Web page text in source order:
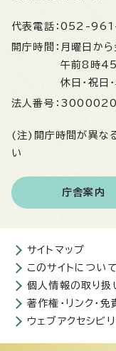
代表電話： 052-
開庁時間： 月曜日か
午前8時
休日・祝日
法人番号：
(注)開庁時間が異な
い
庁舎案内
サイトマップ
このサイトについて
個人情報の取り扱
著作権・リンク・免
ウェブアクセシビ